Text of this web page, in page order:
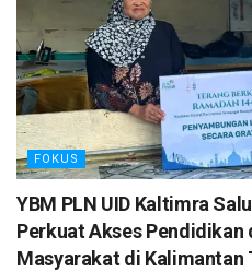
FOKUS
YBM PLN UID Kaltimra
Perkuat Akses Pendidikan
Masyarakat di Kalimantan